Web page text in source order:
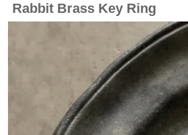
Rabbit Brass Key Ring